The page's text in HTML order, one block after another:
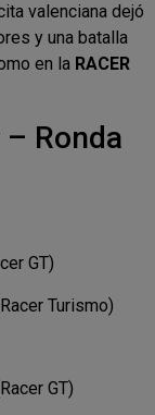
valenciana dejó
y una batalla
en la RACER
Ronda
GT)
Turismo)
GT)